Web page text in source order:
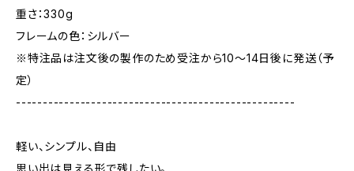
重さ：330g
フレームの色：シルバー
※特注品は注文後の製作のため受注から10～14日後に発送（予
定）
----------------------------------------------------
軽い、シンプル、自由
思い出は見える形で残したい。